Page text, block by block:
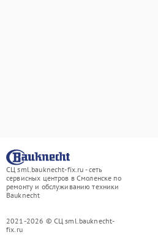
СЦ sml.bauknecht-fix.ru - сеть
сервисных центров в Смоленске по
ремонту и обслуживанию техники
Bauknecht
2021-2026 © СЦ sml.bauknecht-
fix.ru